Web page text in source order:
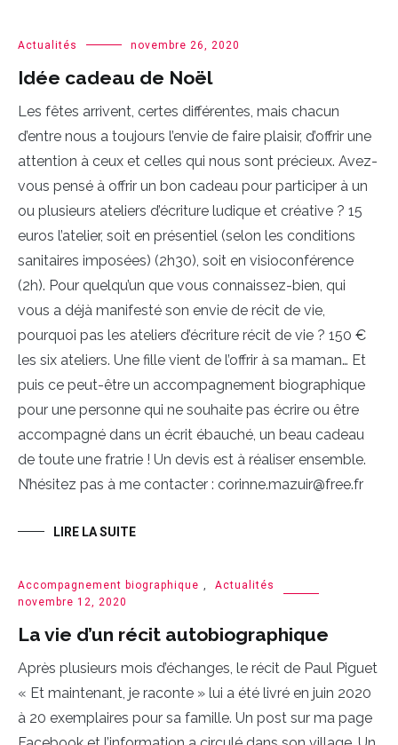
Actualités novembre 26, 2020
Idée cadeau de Noël
Les fêtes arrivent, certes différentes, mais chacun
d’entre nous a toujours l’envie de faire plaisir, d’offrir une
attention à ceux et celles qui nous sont précieux. Avez-
vous pensé à offrir un bon cadeau pour participer à un
ou plusieurs ateliers d’écriture ludique et créative ? 15
euros l’atelier, soit en présentiel (selon les conditions
sanitaires imposées) (2h30), soit en visioconférence
(2h). Pour quelqu’un que vous connaissez-bien, qui
vous a déjà manifesté son envie de récit de vie,
pourquoi pas les ateliers d’écriture récit de vie ? 150 €
les six ateliers. Une fille vient de l’offrir à sa maman… Et
puis ce peut-être un accompagnement biographique
pour une personne qui ne souhaite pas écrire ou être
accompagné dans un écrit ébauché, un beau cadeau
de toute une fratrie ! Un devis est à réaliser ensemble.
N’hésitez pas à me contacter : corinne.mazuir@free.fr
LIRE LA SUITE
Accompagnement biographique ,
Actualités
novembre 12, 2020
La vie d’un récit autobiographique
Après plusieurs mois d’échanges, le récit de Paul Piguet
« Et maintenant, je raconte » lui a été livré en juin 2020
à 20 exemplaires pour sa famille. Un post sur ma page